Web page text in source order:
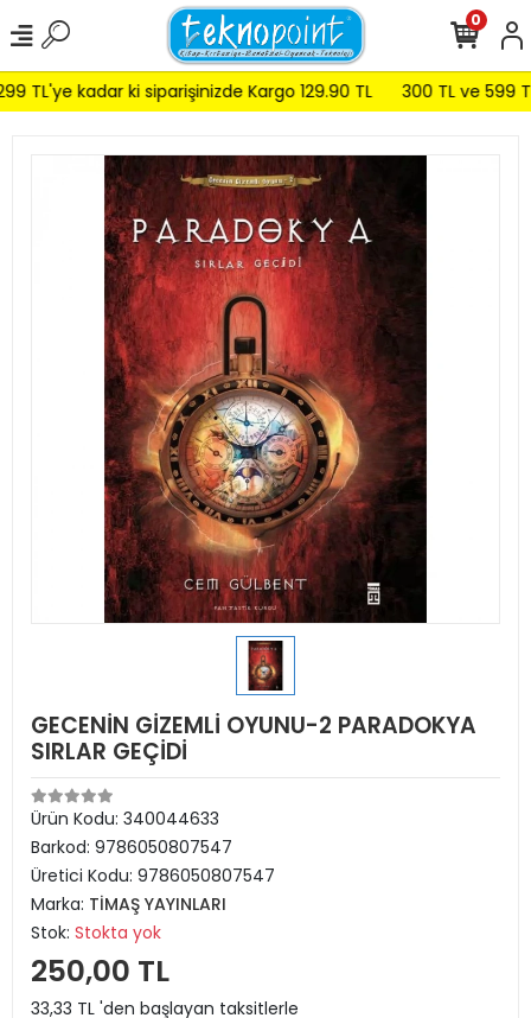
TL'ye kadar ki siparişinizde Kargo 129.90 TL 300 TL ve 599
0
GECENİN GİZEMLİ OYUNU-2 PARADOKYA
SIRLAR GEÇİDİ
Ürün Kodu: 340044633
Barkod: 9786050807547
Üretici Kodu: 9786050807547
Marka: TİMAŞ YAYINLARI
Stok: Stokta yok
250,00 TL
33,33 TL 'den başlayan taksitlerle